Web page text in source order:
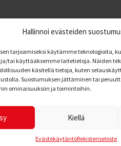
Hallinnoi evästeiden
tarjoamiseksi käytämme teknologioita,
tai käyttääksemme laitetietoja. Näiden
käsitellä tietoja, kuten
Suostumuksen jättäminen tai
ominaisuuksiin ja toimintoihin.
Kiellä
EvästekäytäntöRekisteriseloste